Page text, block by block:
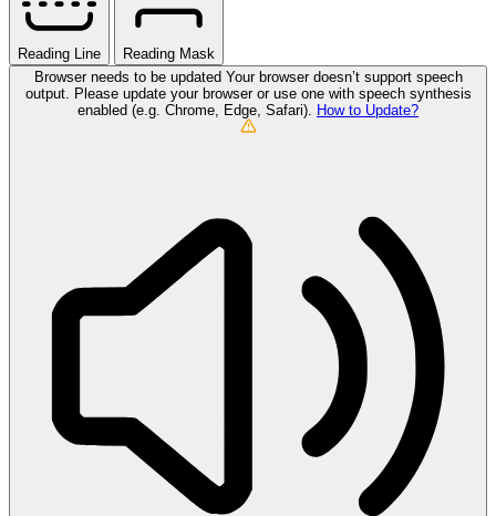
Reading Line
Reading Mask
Browser needs to be updated Your browser doesn’t support speech
output. Please update your browser or use one with speech synthesis
enabled (e.g. Chrome, Edge, Safari).
How to Update?